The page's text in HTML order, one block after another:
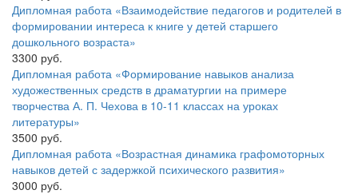
Дипломная работа «Взаимодействие педагогов и родителей в
формировании интереса к книге у детей старшего
дошкольного возраста»
3300 руб.
Дипломная работа «Формирование навыков анализа
художественных средств в драматургии на примере
творчества А. П. Чехова в 10-11 классах на уроках
литературы»
3500 руб.
Дипломная работа «Возрастная динамика графомоторных
навыков детей с задержкой психического развития»
3000 руб.